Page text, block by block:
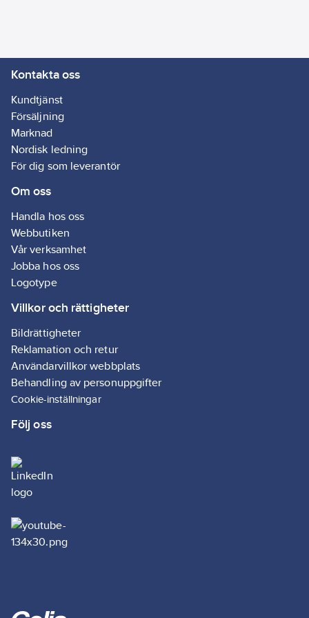
Kontakta oss
Kundtjänst
Försäljning
Marknad
Nordisk ledning
För dig som leverantör
Om oss
Handla hos oss
Webbutiken
Vår verksamhet
Jobba hos oss
Logotype
Villkor och rättigheter
Bildrättigheter
Reklamation och retur
Användarvillkor webbplats
Behandling av personuppgifter
Cookie-inställningar
Följ oss